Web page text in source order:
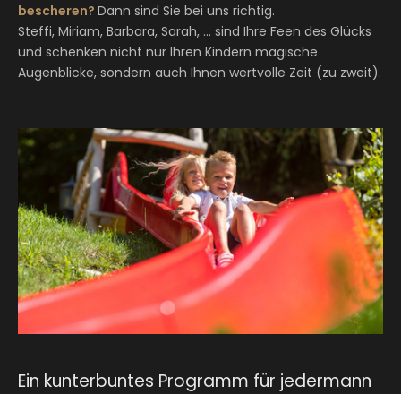
bescheren? Dann sind Sie bei uns richtig.
Steffi, Miriam, Barbara, Sarah, ... sind Ihre Feen des Glücks
und schenken nicht nur Ihren Kindern magische
Augenblicke, sondern auch Ihnen wertvolle Zeit (zu zweit).
Ein kunterbuntes Programm für jedermann